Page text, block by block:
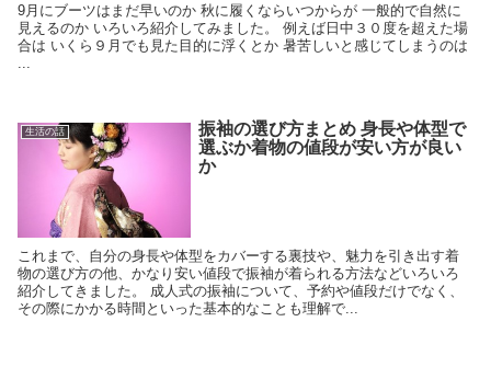
9月にブーツはまだ早いのか 秋に履くならいつからが 一般的で自然に
見えるのか いろいろ紹介してみました。 例えば日中３０度を超えた場
合は いくら９月でも見た目的に浮くとか 暑苦しいと感じてしまうのは
生活の話
振袖の選び方まとめ 身長や体型で
選ぶか着物の値段が安い方が良い
か
これまで、自分の身長や体型をカバーする裏技や、魅力を引き出す着
物の選び方の他、かなり安い値段で振袖が着られる方法などいろいろ
紹介してきました。 成人式の振袖について、予約や値段だけでなく、
その際にかかる時間といった基本的なことも理解で...